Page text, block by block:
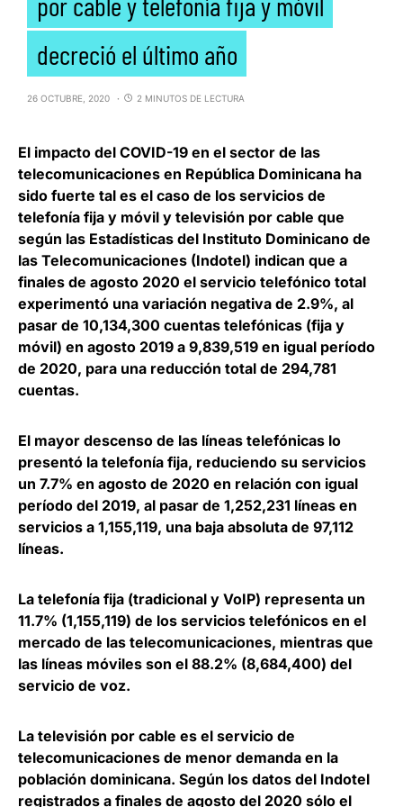
decreció el último año
26 OCTUBRE, 2020 2 MINUTOS DE LECTURA
El impacto del COVID-19 en el sector de las
telecomunicaciones en República Dominicana ha
sido fuerte tal es el caso de los servicios de
telefonía fija y móvil y televisión por cable que
según las Estadísticas del Instituto Dominicano de
las Telecomunicaciones (Indotel) indican que a
finales de agosto 2020 el servicio telefónico total
experimentó una variación negativa de 2.9%, al
pasar de 10,134,300 cuentas telefónicas (fija y
móvil) en agosto 2019 a 9,839,519 en igual período
de 2020, para una reducción total de 294,781
cuentas.
El mayor descenso de las líneas telefónicas lo
presentó la telefonía fija, reduciendo su servicios
un 7.7% en agosto de 2020 en relación con igual
período del 2019, al pasar de 1,252,231 líneas en
servicios a 1,155,119, una baja absoluta de 97,112
líneas.
La telefonía fija (tradicional y VoIP) representa un
11.7% (1,155,119) de los servicios telefónicos en el
mercado de las telecomunicaciones, mientras que
las líneas móviles son el 88.2% (8,684,400) del
servicio de voz.
La televisión por cable es el servicio de
telecomunicaciones de menor demanda en la
población dominicana. Según los datos del Indotel
registrados a finales de agosto del 2020 sólo el